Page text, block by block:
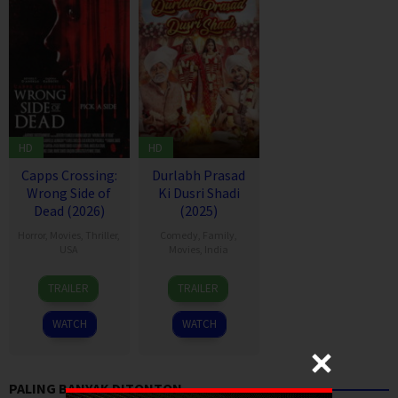
HD
Capps Crossing:
Wrong Side of
Dead (2026)
18
Jul
2026
Mike
Stahl
TRAILER
WATCH
HD
Durlabh Prasad
Ki Dusri Shadi
(2025)
19
Dec
2025
Siddhant
Raj
Singh
TRAILER
WATCH
PALING BANYAK DITONTON